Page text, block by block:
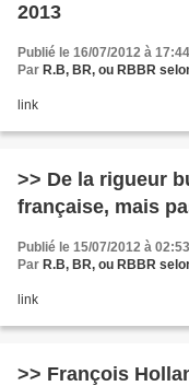
2013
Publié le 16/07/2012 à 17:44
Par R.B, BR, ou RBBR
link
>> De la rigueur
française, mais
Publié le 15/07/2012 à 02:53
Par R.B, BR, ou RBBR
link
>> François